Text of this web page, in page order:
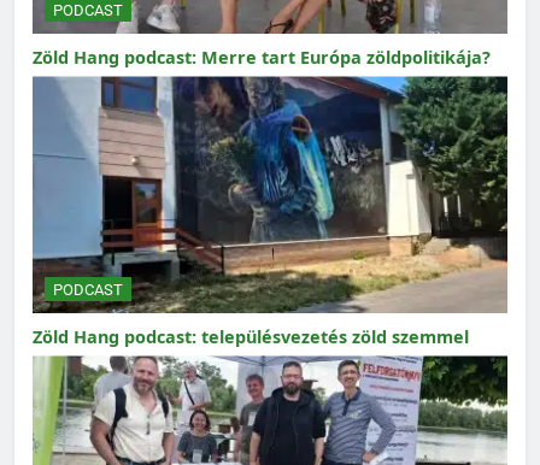
PODCAST
Zöld Hang podcast: Merre tart Európa zöldpolitikája?
PODCAST
Zöld Hang podcast: településvezetés zöld szemmel